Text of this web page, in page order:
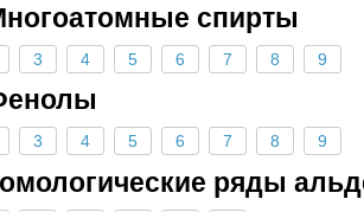
спирты
3 4 5 6 7 8 9
3 4 5 6 7 8 9
ряды